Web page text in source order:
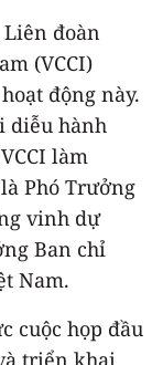
đoàn
(VCCI)
động này.
diễu hành
làm
Phó Trưởng
vinh dự
Ban chỉ
Nam.
cuộc họp đầu
triển khai